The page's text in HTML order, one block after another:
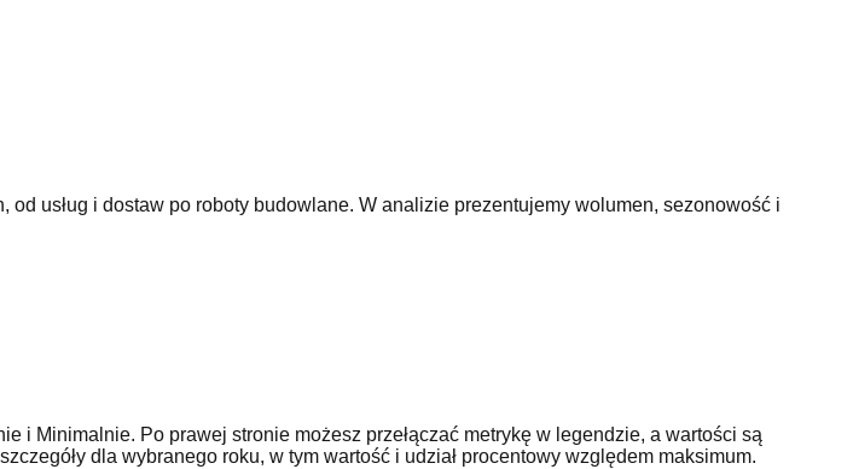
usług i dostaw po roboty budowlane. W analizie prezentujemy wolumen, sezonowość i
i Minimalnie. Po prawej stronie możesz przełączać metrykę w legendzie, a wartości są
dla wybranego roku, w tym wartość i udział procentowy względem maksimum.